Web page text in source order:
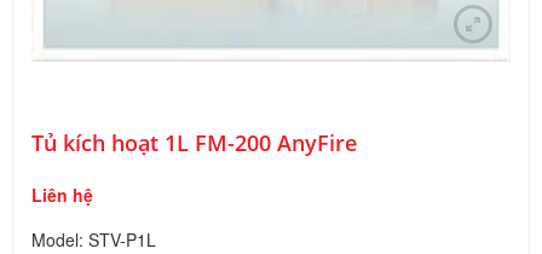
Tủ kích hoạt 1L FM-200 AnyFire
Liên hệ
Model: STV-P1L